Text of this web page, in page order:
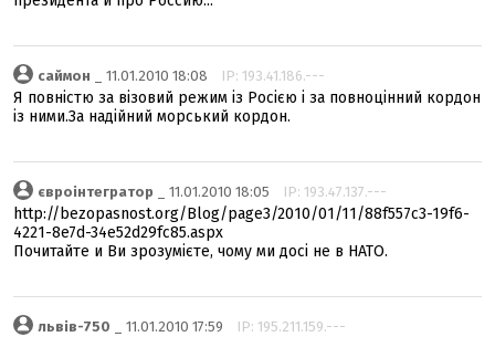
саймон _ 11.01.2010 18:08 IP: 193.41.186.---
Я повністю за візовий режим із Росією і за повноцінний кордон
із ними.За надійний морський кордон.
євроінтегратор _ 11.01.2010 18:05 IP: 193.47.137.---
http://bezopasnost.org/Blog/page3/2010/01/11/88f557c3-19f6-
4221-8e7d-34e52d29fc85.aspx
Почитайте и Ви зрозумієте, чому ми досі не в НАТО.
львів-750 _ 11.01.2010 17:59 IP: 195.211.159.---